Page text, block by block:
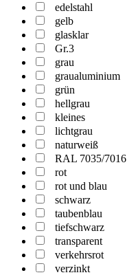
edelstahl
gelb
glasklar
Gr.3
grau
graualuminium
grün
hellgrau
kleines
lichtgrau
naturweiß
RAL 7035/7016
rot
rot und blau
schwarz
taubenblau
tiefschwarz
transparent
verkehrsrot
verzinkt